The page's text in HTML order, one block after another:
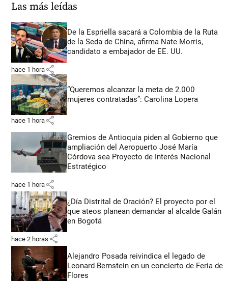
Las más leídas
De la Espriella sacará a Colombia de la Ruta
de la Seda de China, afirma Nate Morris,
candidato a embajador de EE. UU.
hace 1 hora share
“Queremos alcanzar la meta de 2.000
mujeres contratadas”: Carolina Lopera
hace 1 hora share
Gremios de Antioquia piden al Gobierno que
ampliación del Aeropuerto José María
Córdova sea Proyecto de Interés Nacional
Estratégico
hace 1 hora share
¿Día Distrital de Oración? El proyecto por el
que ateos planean demandar al alcalde Galán
en Bogotá
hace 2 horas share
Alejandro Posada reivindica el legado de
Leonard Bernstein en un concierto de Feria de
Flores